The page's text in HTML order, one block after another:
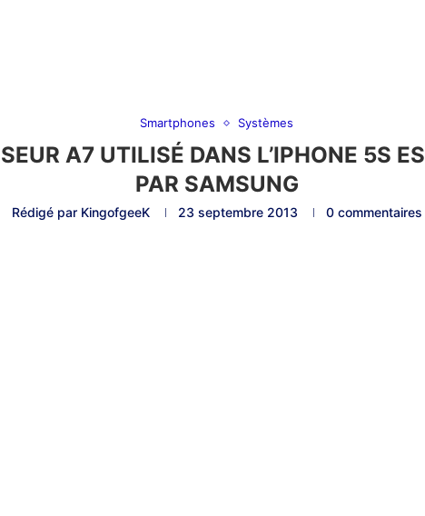
Smartphones Systèmes
A7 UTILISÉ DANS L’IPHONE 5S
PAR SAMSUNG
Rédigé par KingofgeeK 23 septembre 2013 0 commentaires